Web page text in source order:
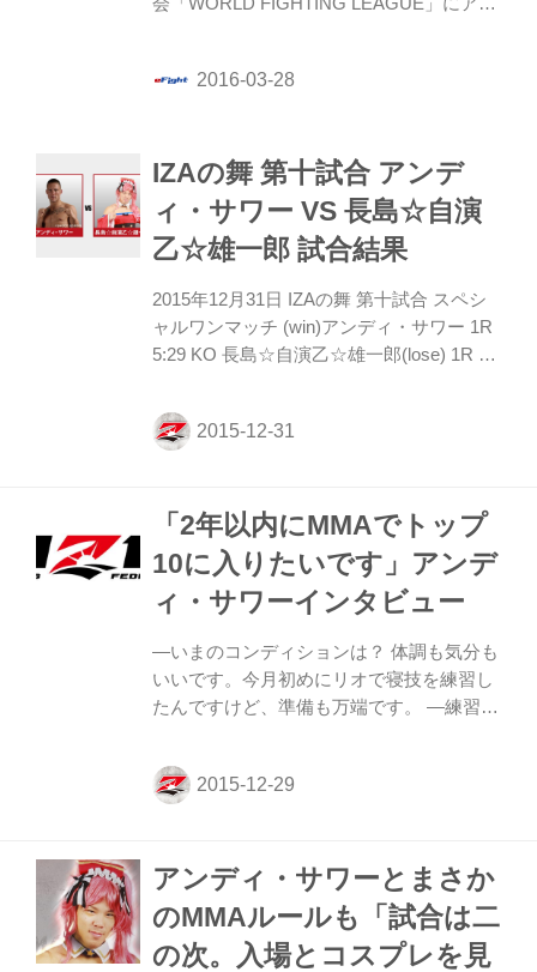
り広げたサワーの次戦は、自身のホーム、
IZAの舞 第十試合 アンデ
ィ・サワー VS 長島☆自演
乙☆雄一郎 試合結果
2015年12月31日 IZAの舞 第十試合 スペシ
ャルワンマッチ (win)アンディ・サワー 1R
5:29 KO 長島☆自演乙☆雄一郎(lose) 1R 長
ステップを踏みながら切り込む隙を狙う
が、サワーはそこへ得意の右クロス、左フ
を滑らせグラウンドへ。長島はハーフから
攻めんとするが、サワーはガードに戻し、
ここで長島は立ち上がってカカト落とし。
しかしここでサワーが立ち上がってきて、
左足に組みついてヒールホールドを狙う。
だが、これはサワ...
「2年以内にMMAでトップ
10に入りたいです」アンデ
ィ・サワーインタビュー
—いまのコンディションは？ 体調も気分も
いいです。今月初めにリオで寝技を練習し
たんですけど、準備も万端です。 —練習で
立ち技への切り替えの練習をしました。つ
まり、総合格闘技の練習を積んできまし
た。強い打撃を持つ選手です。でも、最後
はしっかりと極めて勝てると思います。 —
自演乙選手にコスプレパフォーマンスの印
象は？ いろんな人がいろんな感情を持つと
アンディ・サワーとまさか
のMMAルールも「試合は二
の次。入場とコスプレを見